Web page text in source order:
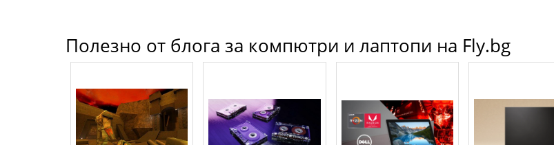
Полезно от блога за компютри и лаптопи на Fly.bg